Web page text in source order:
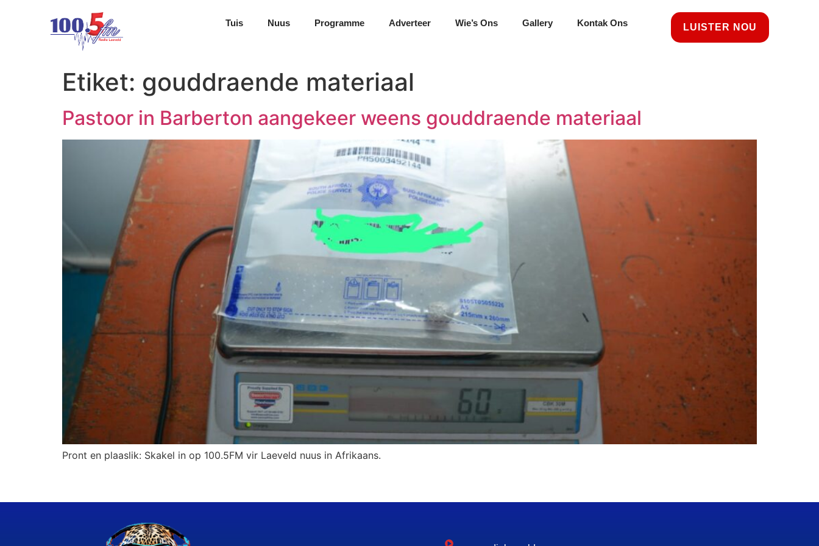
Tuis Nuus Programme Adverteer Wie’s Ons Gallery Kontak Ons LUISTER NOU
Etiket: gouddraende materiaal
Pastoor in Barberton aangekeer weens gouddraende materiaal
Pront en plaaslik: Skakel in op 100.5FM vir Laeveld nuus in Afrikaans.